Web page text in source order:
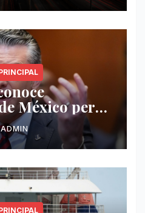
México pero
ADMIN